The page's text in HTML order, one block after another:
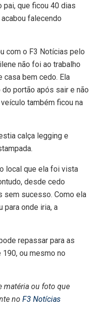
pai, que ficou 40 dias
falecendo
com o F3 Notícias pelo
não foi ao trabalho
casa bem cedo. Ela
portão após sair e não
também ficou na
calça legging e
local que ela foi vista
desde cedo
sem sucesso. Como ela
para onde iria, a
repassar para as
ou mesmo no
matéria ou foto que
no F3 Notícias